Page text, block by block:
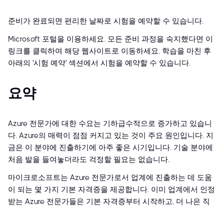
준비가 완료되면 편리한 날짜로 시험을 예약할 수 있습니다.
Microsoft 포털을 이용하세요. 모든 준비 과정을 숙지했다면 이
링크를 클릭하여 해당 웹사이트로 이동하세요. 학습을 마친 후
아래의 '시험 예약' 섹션에서 시험을 예약할 수 있습니다.
요약
Azure 전문가에 대한 수요는 기하급수적으로 증가하고 있습니
다. Azure의 매력이 점점 커지고 있는 것이 주요 원인입니다. 지
금은 이 분야에 진출하기에 아주 좋은 시기입니다. 기술 분야에
처음 발을 들여놓더라도 걱정할 필요는 없습니다.
마이크로소프트는 Azure 전문가로서 업계에 진출하는 데 도움
이 되는 몇 가지 기본 자격증을 제공합니다. 이미 업계에서 인정
받는 Azure 전문가들은 기본 자격증부터 시작하고, 더 나은 직